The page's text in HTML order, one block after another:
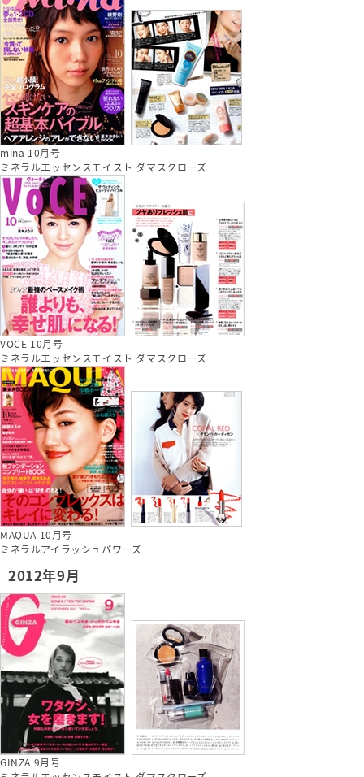
mina 10月号
ミネラルエッセンスモイスト ダマスクローズ
VOCE 10月号
ミネラルエッセンスモイスト ダマスクローズ
MAQUA 10月号
ミネラルアイラッシュパワーズ
2012年9月
GINZA 9月号